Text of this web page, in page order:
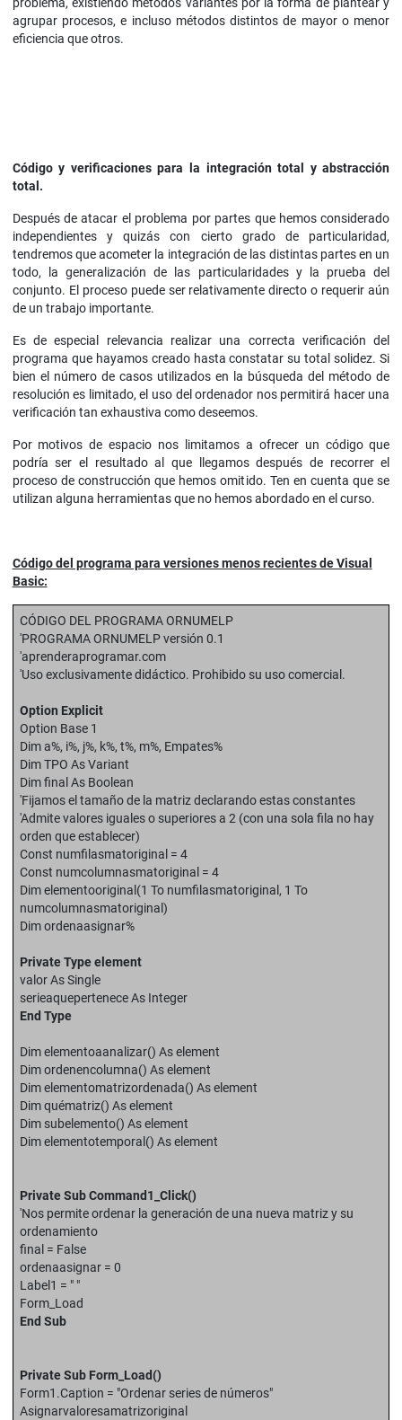
agrupar procesos, e incluso métodos distintos de mayor o menor
eficiencia que otros.
Código y verificaciones para la integración total y abstracción
total.
Después de atacar el problema por partes que hemos considerado
independientes y quizás con cierto grado de particularidad,
tendremos que acometer la integración de las distintas partes en un
todo, la generalización de las particularidades y la prueba del
conjunto. El proceso puede ser relativamente directo o requerir aún
de un trabajo importante.
Es de especial relevancia realizar una correcta verificación del
programa que hayamos creado hasta constatar su total solidez. Si
bien el número de casos utilizados en la búsqueda del método de
resolución es limitado, el uso del ordenador nos permitirá hacer una
verificación tan exhaustiva como deseemos.
Por motivos de espacio nos limitamos a ofrecer un código que
podría ser el resultado al que llegamos después de recorrer el
proceso de construcción que hemos omitido. Ten en cuenta que se
utilizan alguna herramientas que no hemos abordado en el curso.
Código del programa para versiones menos recientes de Visual
Basic:
CÓDIGO DEL PROGRAMA ORNUMELP
'PROGRAMA ORNUMELP versión 0.1
'aprenderaprogramar.com
'Uso exclusivamente didáctico. Prohibido su uso comercial.
Option Explicit
Option Base 1
Dim a%, i%, j%, k%, t%, m%, Empates%
Dim TPO As Variant
Dim final As Boolean
'Fijamos el tamaño de la matriz declarando estas constantes
'Admite valores iguales o superiores a 2 (con una sola fila no hay
orden que establecer)
Const numfilasmatoriginal = 4
Const numcolumnasmatoriginal = 4
Dim elementooriginal(1 To numfilasmatoriginal, 1 To
numcolumnasmatoriginal)
Dim ordenaasignar%
Private Type element
valor As Single
serieaquepertenece As Integer
End Type
Dim elementoaanalizar() As element
Dim ordenencolumna() As element
Dim elementomatrizordenada() As element
Dim quématriz() As element
Dim subelemento() As element
Dim elementotemporal() As element
Private Sub Command1_Click()
'Nos permite ordenar la generación de una nueva matriz y su
ordenamiento
final = False
ordenaasignar = 0
Label1 = " "
Form_Load
End Sub
Private Sub Form_Load()
Form1.Caption = "Ordenar series de números"
Asignarvaloresamatrizoriginal